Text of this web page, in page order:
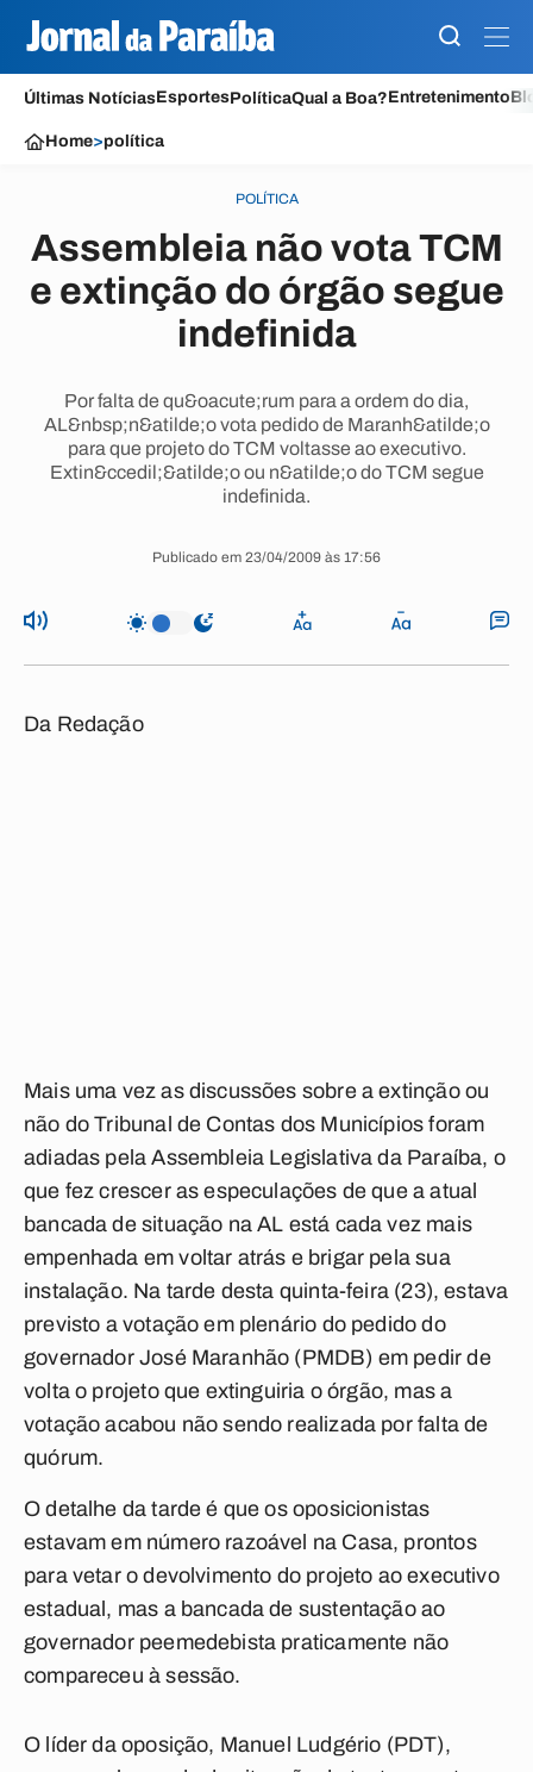
Últimas NotíciasEsportesPolíticaQual a Boa?Entretenimento
Home>política
POLÍTICA
Assembleia não vota TCM
e extinção do órgão segue
indefinida
Por falta de qu&oacute;rum para a ordem do dia,
AL&nbsp;n&atilde;o vota pedido de Maranh&atilde;o
para que projeto do TCM voltasse ao executivo.
Extin&ccedil;&atilde;o ou n&atilde;o do TCM segue
indefinida.
Publicado em 23/04/2009 às 17:56
Da Redação
Mais uma vez as discussões sobre a extinção ou
não do Tribunal de Contas dos Municípios foram
adiadas pela Assembleia Legislativa da Paraíba, o
que fez crescer as especulações de que a atual
bancada de situação na AL está cada vez mais
empenhada em voltar atrás e brigar pela sua
instalação. Na tarde desta quinta-feira (23), estava
previsto a votação em plenário do pedido do
governador José Maranhão (PMDB) em pedir de
volta o projeto que extinguiria o órgão, mas a
votação acabou não sendo realizada por falta de
quórum.
O detalhe da tarde é que os oposicionistas
estavam em número razoável na Casa, prontos
para vetar o devolvimento do projeto ao executivo
estadual, mas a bancada de sustentação ao
governador peemedebista praticamente não
compareceu à sessão.
O líder da oposição, Manuel Ludgério (PDT),